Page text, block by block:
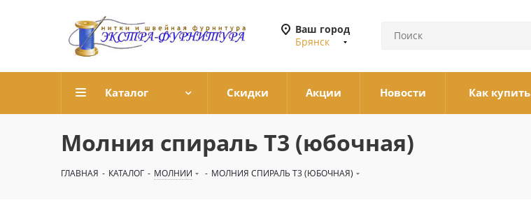
Ваш город
Брянск
Каталог Скидки Акции Новости Как купить
Молния спираль Т3 (юбочная)
ГЛАВНАЯ - КАТАЛОГ - МОЛНИИ - МОЛНИЯ СПИРАЛЬ Т3 (ЮБОЧНАЯ)